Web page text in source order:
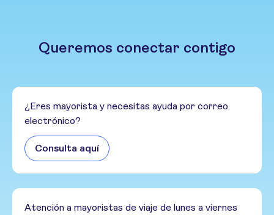
Queremos conectar contigo
¿Eres mayorista y necesitas ayuda por correo
electrónico?
Consulta aquí
Atención a mayoristas de viaje de lunes a viernes